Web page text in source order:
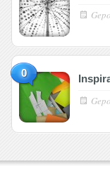
0